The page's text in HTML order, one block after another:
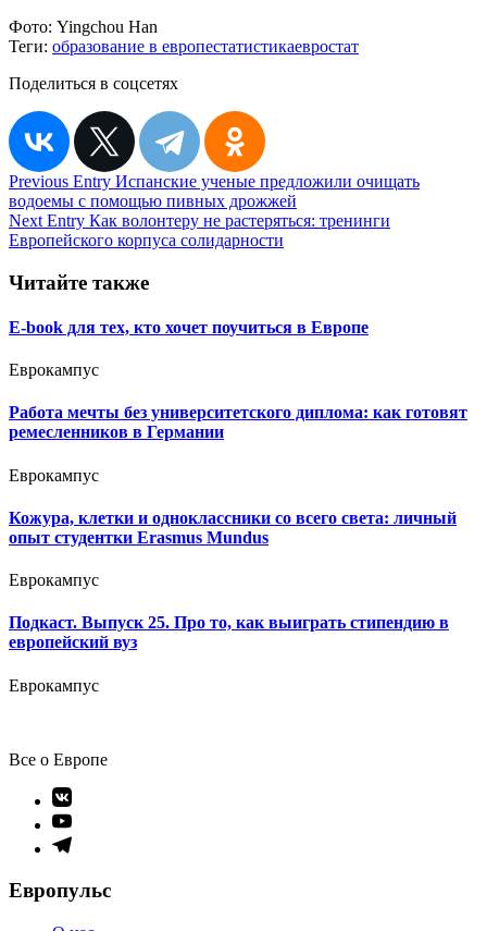
Фото: Yingchou Han
Теги: образование в европестатистикаевростат
Поделиться в соцсетях
Навигация
по
записям
Previous Entry Испанские ученые предложили очищать
водоемы с помощью пивных дрожжей
Next Entry Как волонтеру не растеряться: тренинги
Европейского корпуса солидарности
Читайте также
E-book для тех, кто хочет поучиться в Европе
Еврокампус
Работа мечты без университетского диплома: как готовят
ремесленников в Германии
Еврокампус
Кожура, клетки и одноклассники со всего света: личный
опыт студентки Erasmus Mundus
Еврокампус
Подкаст. Выпуск 25. Про то, как выиграть стипендию в
европейский вуз
Еврокампус
Все о Европе
Элемент
меню
Элемент
меню
Элемент
Европульс